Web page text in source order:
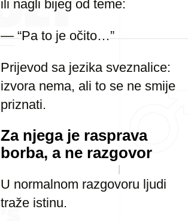
ili nagli bijeg od teme:
— “Pa to je očito…”
Prijevod sa jezika sveznalice:
izvora nema, ali to se ne smije
priznati.
Za njega je rasprava
borba, a ne razgovor
U normalnom razgovoru ljudi
traže istinu.